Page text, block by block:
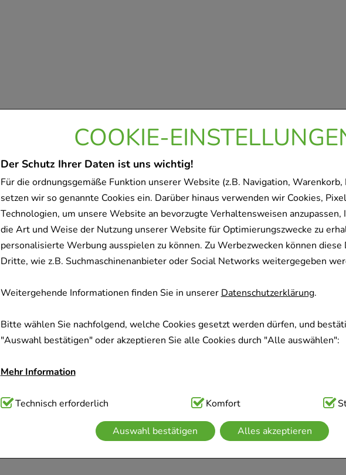
COOKIE-
Der Schutz Ihrer Daten ist uns wichtig!
Für die ordnungsgemäße Funktion unserer Website (z.B. Navigation, Warenkorb,
setzen wir so genannte Cookies ein. Darüber hinaus verwenden wir Cookies,
Technologien, um unsere Website an bevorzugte Verhaltensweisen anzupassen,
die Art und Weise der Nutzung unserer Website für Optimierungszwecke zu
personalisierte Werbung ausspielen zu können. Zu Werbezwecken können diese
Dritte, wie z.B. Suchmaschinenanbieter oder Social Networks weitergegeben
Weitergehende Informationen finden Sie in unsererDatenschutzerklärung.
Bitte wählen Sie nachfolgend, welche Cookies gesetzt werden dürfen, und
"Auswahl bestätigen" oder akzeptieren Sie alle Cookies durch "Alle auswählen":
Mehr Information
Technisch Notwendig:Hierbei handelt es sich um Cookies, die für die
Website notwendig sind (z.B. Navigation, Warenkorb, Kundenkonto), weshalb auf
verzichtet werden kann.
Technisch erforderlich Komfort
Auswahl bestätigen Alles akzeptieren